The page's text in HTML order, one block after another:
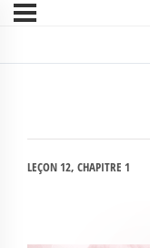
LEÇON 12, CHAPITRE 1